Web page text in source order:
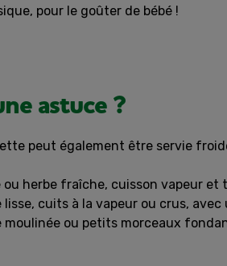
pour le goûter de bébé !
astuce ?
peut également être servie
ou herbe fraîche, cuisson vapeur et
cuits à la vapeur ou crus,
moulinée ou petits morceaux